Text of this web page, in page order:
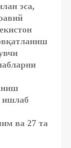
эса,
ишлаб
ва 27 та